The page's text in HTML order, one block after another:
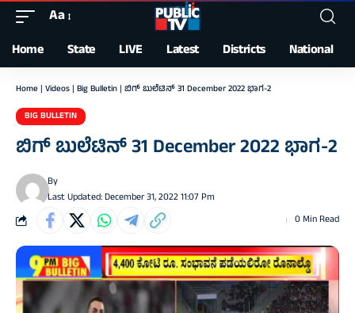
Font
Resizer
Aa
Home State LIVE Latest Districts National
Home | Videos | Big Bulletin | ಬಿಗ್ ಬುಲೆಟಿನ್ 31 December 2022 ಭಾಗ-2
BIG BULLETIN
ಬಿಗ್ ಬುಲೆಟಿನ್ 31 December 2022 ಭಾಗ-2
Last Updated: December 31, 2022 11:07 Pm
By
0 Min Read